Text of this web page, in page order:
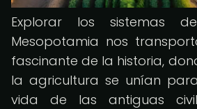
Explorar los sistemas
Mesopotamia nos
fascinante de la historia,
la agricultura se unían
vida de las antiguas